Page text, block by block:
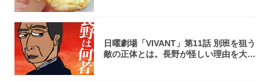
日曜劇場「VIVANT」第11話 別班を狙う
敵の正体とは。長野が怪しい理由を大